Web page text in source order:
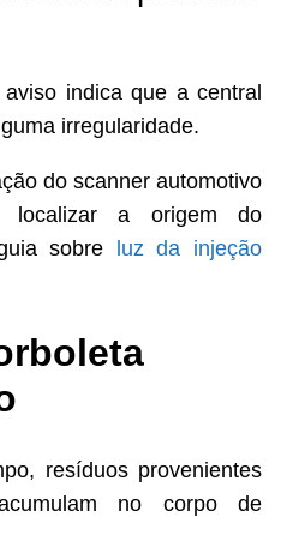
indica que a central
irregularidade.
do scanner automotivo
localizar a origem do
sobre luz da injeção
resíduos provenientes
no corpo de